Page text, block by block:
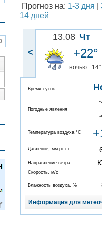
Прогноз на: 1-3 дня |
14 дней
<
13.08 Чт
+22°
ночью +14°
Время суток
Погодные явления
Температура воздуха,°C
Давление, мм рт.ст.
Направление ветра
Скорость, м/с
Влажность воздуха, %
Информация для